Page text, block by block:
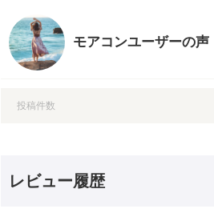
モアコンユーザーの声
投稿件数
レビュー履歴